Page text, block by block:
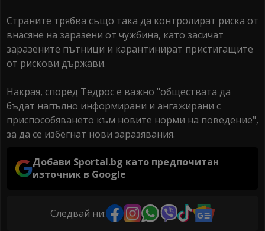
Страните трябва също така да контролират риска от
внасяне на заразени от чужбина, като засичат
заразените пътници и карантинират пристигащите
от рискови държави.
Накрая, според Тедрос е важно "обществата да
бъдат напълно информирани и ангажирани с
приспособяването към новите норми на поведение",
за да се избегнат нови заразявания.
Добави Sportal.bg като предпочитан
източник в Google
Следвай ни: